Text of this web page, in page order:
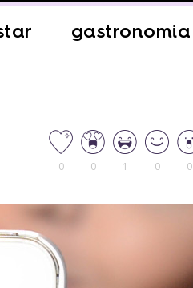
gastronomia
0 0 1 0 0